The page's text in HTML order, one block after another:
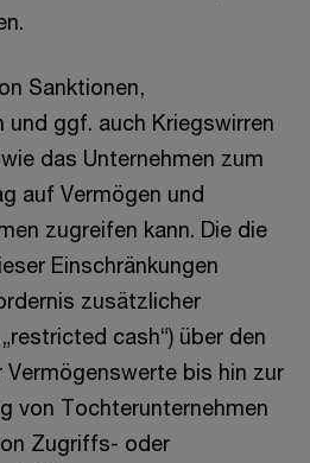
Sanktionen,
und ggf. auch Kriegswirren
das Unternehmen zum
auf Vermögen und
zugreifen kann. Die die
Einschränkungen
zusätzlicher
cash“) über den
Vermögenswerte bis hin zur
von Tochterunternehmen
Zugriffs- oder